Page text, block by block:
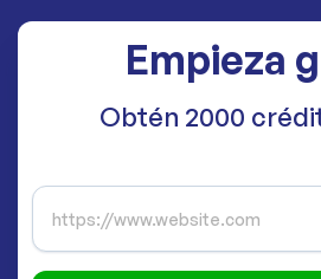
Empieza
Obtén 2000